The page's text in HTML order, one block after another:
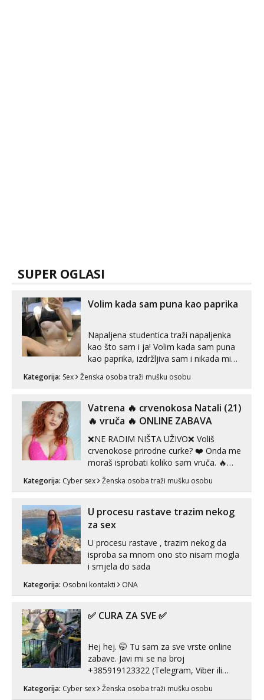
SUPER OGLASI
Volim kada sam puna kao paprika
Napaljena studentica traži napaljenka
kao što sam i ja! Volim kada sam puna
kao paprika, izdržljiva sam i nikada mi
puta dnevno bilo kad i bilo gdje zato se
link ispod i nadji me tamo, cekam te!
Kategorija: Sex Ženska osoba traži mušku osobu
Vatrena ‎️‍🔥 crvenokosa Natali (21)
‎️‍🔥 vruča‎ ️‍🔥 ONLINE ZABAVA
❌NE RADIM NIŠTA UŽIVO❌ Voliš
crvenokose prirodne curke? ❤️ Onda me
moraš isprobati koliko sam vruča.‎ ️‍🔥
MLADA vražica koja ima 100%
prorodne grudi, 💦 Misli su mi uvijek
U mojoj raznolikoj ponudi možeš
pranaći nešto po svojoj mjeri. Sexi videa
Kategorija: Cyber sex Ženska osoba traži mušku osobu
U procesu rastave trazim nekog
za sex
U procesu rastave , trazim nekog da
isproba sa mnom ono sto nisam mogla
i smjela do sada
Kategorija: Osobni kontakti ONA
✅ CURA ZA SVE ✅
Hej hej. 🤭 Tu sam za sve vrste online
zabave. Javi mi se na broj
+385919123322 (Telegram, Viber ili
Whatsapp). 🤙 NE javljaj se na uzivo.
Hvala.
Kategorija: Cyber sex Ženska osoba traži mušku osobu